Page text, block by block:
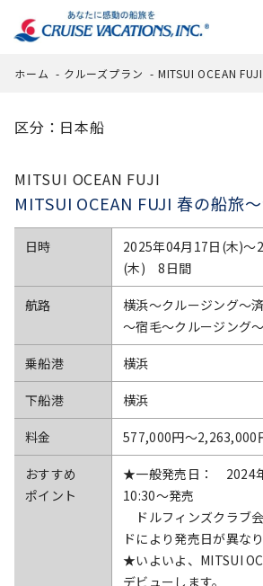
ホーム - クルーズプラン - MITSUI OCEAN
区分：日本船
MITSUI OCEAN FUJI
MITSUI OCEAN FUJI 春の船旅
日時
2025年04月17日(木)〜
(木) 8日間
航路
横浜～クルージング～
～宿毛～クルージング
乗船港 横浜
下船港 横浜
料金 577,000円〜2,263,000
おすすめ
ポイント
★一般発売日： 2024年
10:30～発売
ドルフィンズクラブ
ドにより発売日が異なり
★いよいよ、MITSUI
デビューします。